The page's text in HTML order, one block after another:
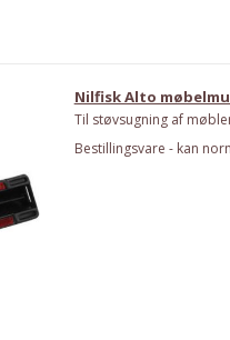
Nilfisk Alto
Til støvsugning af
Bestillingsvare - kan